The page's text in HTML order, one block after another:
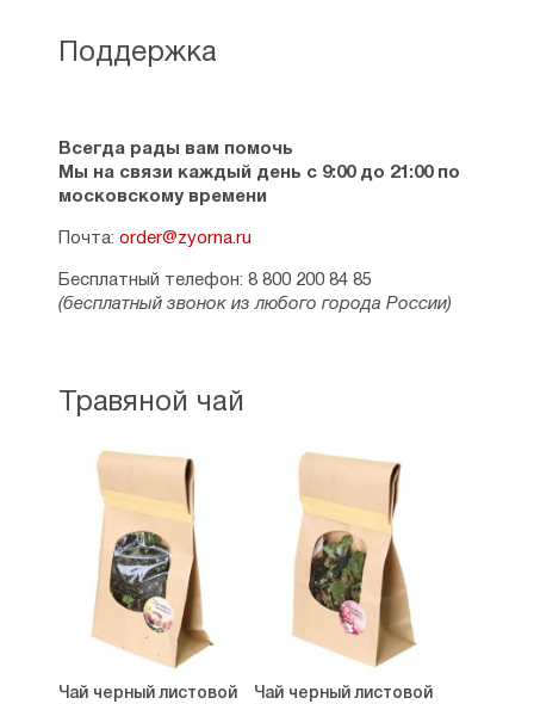
Поддержка
Всегда рады вам помочь
Мы на связи каждый день с 9:00 до 21:00 по
московскому времени
Почта: order@zyorna.ru
Бесплатный телефон: 8 800 200 84 85
(бесплатный звонок из любого города России)
Травяной чай
Чай черный листовой
Чай черный листовой